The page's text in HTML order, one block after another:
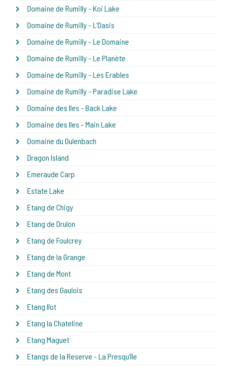
Domaine de Rumilly - Koi Lake
Domaine de Rumilly - L'Oasis
Domaine de Rumilly - Le Domaine
Domaine de Rumilly - Le Planète
Domaine de Rumilly - Les Erables
Domaine de Rumilly - Paradise Lake
Domaine des Iles - Back Lake
Domaine des Iles - Main Lake
Domaine du Oulenbach
Dragon Island
Emeraude Carp
Estate Lake
Etang de Chigy
Etang de Drulon
Etang de Foulcrey
Etang de la Grange
Etang de Mont
Etang des Gaulois
Etang Ilot
Etang la Chateline
Etang Maguet
Etangs de la Reserve - La Presqu'île